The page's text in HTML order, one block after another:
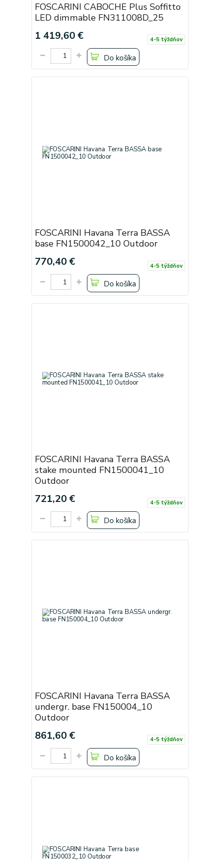
FOSCARINI CABOCHE Plus Soffitto
LED dimmable FN311008D_25
1 419,60 € 4-5 týždňov
Do košíka
FOSCARINI Havana Terra BASSA
base FN1500042_10 Outdoor
770,40 € 4-5 týždňov
Do košíka
FOSCARINI Havana Terra BASSA
stake mounted FN1500041_10
Outdoor
721,20 € 4-5 týždňov
Do košíka
FOSCARINI Havana Terra BASSA
undergr. base FN150004_10
Outdoor
861,60 € 4-5 týždňov
Do košíka